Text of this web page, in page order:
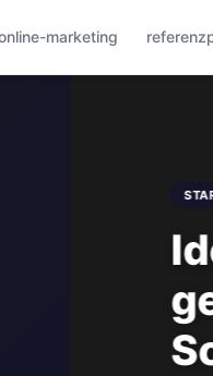
marketing
– doch
Eine